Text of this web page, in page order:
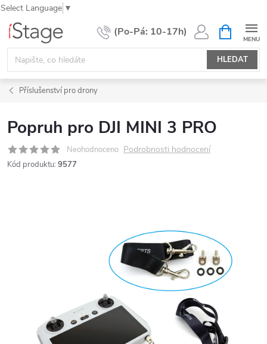
Select Language ▼
Přejít
obsah
HLEDAT
NÁKUPNÍ
KOŠÍK
Příslušenství pro drony
Popruh pro DJI MINI 3 PRO
Neohodnoceno Podrobnosti hodnocení
Kód produktu: 9577